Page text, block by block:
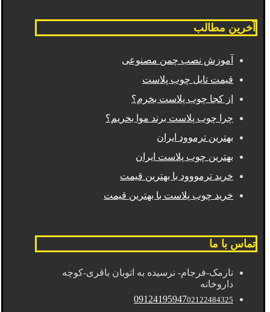
آخرین مطالب
آموزش نصب چمن مصنوعی
قیمت تایل چوب پلاست
از کجا چوب پلاست بخرم؟
چرا چوب پلاست برند موا بخریم؟
بهترین ترموود ایران
بهترین چوب پلاست ایران
خرید ترمووود با بهترین قیمت
خرید چوب پلاست با بهترین قیمت
تماس با ما
نارمک-فرجام- نرسیده به اتوبان باقری-کوچه
داروخانه
0912419594702122484325